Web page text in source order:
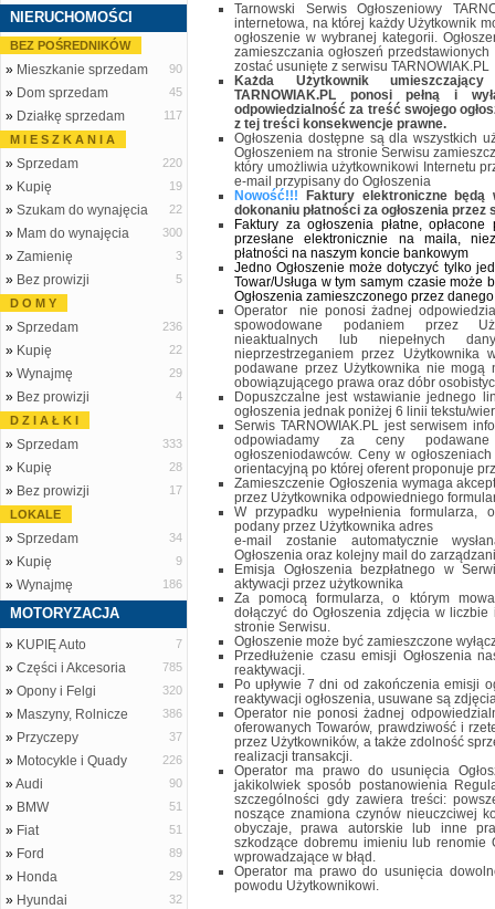
NIERUCHOMOŚCI
BEZ POŚREDNIKÓW
» Mieszkanie sprzedam 90
» Dom sprzedam 45
» Działkę sprzedam
117
M I E S Z K A N I A
» Sprzedam 220
» Kupię 19
» Szukam do wynajęcia 22
» Mam do wynajęcia 300
» Zamienię 3
» Bez prowizji
5
D O M Y
» Sprzedam 236
» Kupię 22
» Wynajmę 29
» Bez prowizji
4
D Z I A Ł K I
» Sprzedam 333
» Kupię 28
» Bez prowizji
17
LOKALE
» Sprzedam 34
» Kupię 9
» Wynajmę 186
MOTORYZACJA
» KUPIĘ Auto 7
» Części i Akcesoria 785
» Opony i Felgi 320
» Maszyny, Rolnicze 386
» Przyczepy 37
» Motocykle i Quady 226
»Audi 90
» BMW 51
» Fiat 51
» Ford 89
» Honda 29
» Hyundai 32
Tarnowski Serwis Ogłoszeniowy
internetowa, na której każdy Użytkownik
ogłoszenie w wybranej kategorii.
zamieszczania ogłoszeń
zostać usunięte z serwisu TARNOWIAK.PL
Każda Użytkownik
TARNOWIAK.PL ponosi pełną i
odpowiedzialność za treść swojego
z tej treści konsekwencje prawne.
Ogłoszenia dostępne są dla wszystkich
Ogłoszeniem na stronie Serwisu
który umożliwia użytkownikowi Internetu
e-mail przypisany do Ogłoszenia
Nowość!!! Faktury elektroniczne będą
dokonaniu płatności za ogłoszenia przez
Faktury za ogłoszenia płatne,
przesłane elektronicznie na maila,
płatności na naszym koncie bankowym
Jedno Ogłoszenie może dotyczyć tylko
Towar/Usługa w tym samym czasie może
Ogłoszenia zamieszczonego przez
Operator nie ponosi żadnej
spowodowane podaniem przez
nieaktualnych lub niepełnych
nieprzestrzeganiem przez Użytkownika
podawane przez Użytkownika nie mogą
obowiązującego prawa oraz dóbr
Dopuszczalne jest wstawianie jednego
ogłoszenia jednak poniżej 6 linii tekstu/
Serwis TARNOWIAK.PL jest serwisem
odpowiadamy za ceny
ogłoszeniodawców. Ceny w
orientacyjną po której oferent proponuje
Zamieszczenie Ogłoszenia wymaga
przez Użytkownika odpowiedniego
W przypadku wypełnienia formularza,
podany przez Użytkownika adres
e-mail zostanie automatycznie
Ogłoszenia oraz kolejny mail do
Emisja Ogłoszenia bezpłatnego w
aktywacji przez użytkownika
Za pomocą formularza, o którym
dołączyć do Ogłoszenia zdjęcia w
stronie Serwisu.
Ogłoszenie może być zamieszczone
Przedłużenie czasu emisji Ogłoszenia
reaktywacji.
Po upływie 7 dni od zakończenia emisji
reaktywacji ogłoszenia, usuwane są
Operator nie ponosi żadnej
oferowanych Towarów, prawdziwość i
przez Użytkowników, a także zdolność
realizacji transakcji.
Operator ma prawo do usunięcia
jakikolwiek sposób postanowienia
szczególności gdy zawiera treści:
noszące znamiona czynów nieuczciwej
obyczaje, prawa autorskie lub inne
szkodzące dobremu imieniu lub renomie
wprowadzające w błąd.
Operator ma prawo do usunięcia
powodu Użytkownikowi.